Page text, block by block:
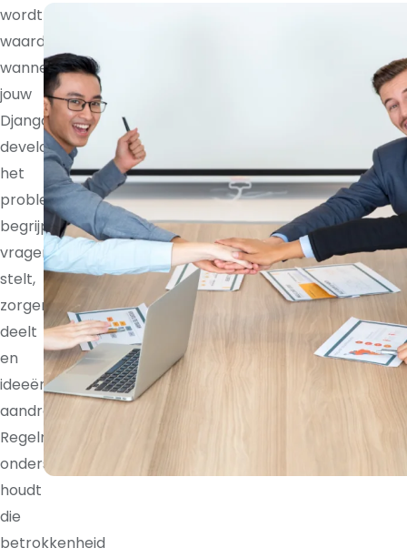
wordt
waardevoller
wanneer
jouw
Django
developer
het
probleem
begrijpt,
vragen
stelt,
zorgen
deelt
en
ideeën
aandraagt.
Regelmatige
ondersteuning
houdt
die
betrokkenheid